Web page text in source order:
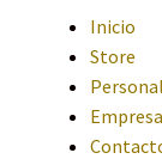
Inicio
Store